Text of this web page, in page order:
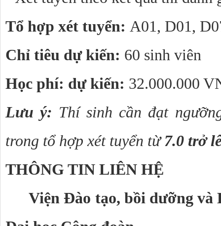
Tổ hợp xét tuyển: A01, D01,
Chỉ tiêu dự kiến: 60 sinh viên
Học phí: dự kiến: 32.000.000
Lưu ý: Thí sinh cần đạt
trong tổ hợp xét tuyển từ 7.0 trở
THÔNG TIN LIÊN HỆ
Viện Đào tạo, bồi dưỡng và